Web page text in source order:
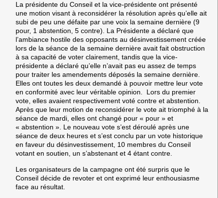
La présidente du Conseil et la vice-présidente ont présenté
une motion visant à reconsidérer la résolution après qu’elle ait
subi de peu une défaite par une voix la semaine dernière (9
pour, 1 abstention, 5 contre). La Présidente a déclaré que
l’ambiance hostile des opposants au désinvestissement créée
lors de la séance de la semaine dernière avait fait obstruction
à sa capacité de voter clairement, tandis que la vice-
présidente a déclaré qu’elle n’avait pas eu assez de temps
pour traiter les amendements déposés la semaine dernière.
Elles ont toutes les deux demandé à pouvoir mettre leur vote
en conformité avec leur véritable opinion. Lors du premier
vote, elles avaient respectivement voté contre et abstention.
Après que leur motion de reconsidérer le vote ait triomphé à la
séance de mardi, elles ont changé pour « pour » et
« abstention ». Le nouveau vote s’est déroulé après une
séance de deux heures et s’est conclu par un vote historique
en faveur du désinvestissement, 10 membres du Conseil
votant en soutien, un s’abstenant et 4 étant contre.
Les organisateurs de la campagne ont été surpris que le
Conseil décide de revoter et ont exprimé leur enthousiasme
face au résultat.